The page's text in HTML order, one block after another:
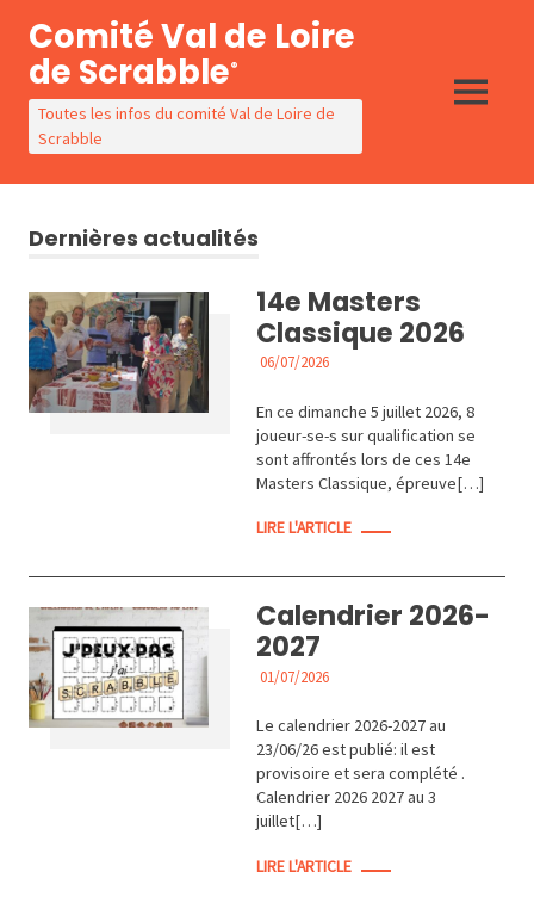
content
Comité Val de Loire
de Scrabble®
Toutes les infos du comité Val de Loire de
Scrabble
MENU
Dernières actualités
14e Masters
Classique 2026
06/07/2026
En ce dimanche 5 juillet 2026, 8
joueur-se-s sur qualification se
sont affrontés lors de ces 14e
Masters Classique, épreuve[…]
LIRE L'ARTICLE
Calendrier 2026-
2027
01/07/2026
Le calendrier 2026-2027 au
23/06/26 est publié: il est
provisoire et sera complété .
Calendrier 2026 2027 au 3
juillet[…]
LIRE L'ARTICLE